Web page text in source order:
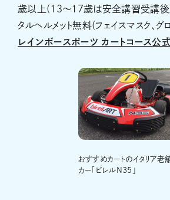
歳以上(13～17歳は安全講習受講
タルヘルメット無料(フェイスマスク、
レインボースポーツ カートコース公
おすすめカートのイタリア老
カー「ビレルN35」